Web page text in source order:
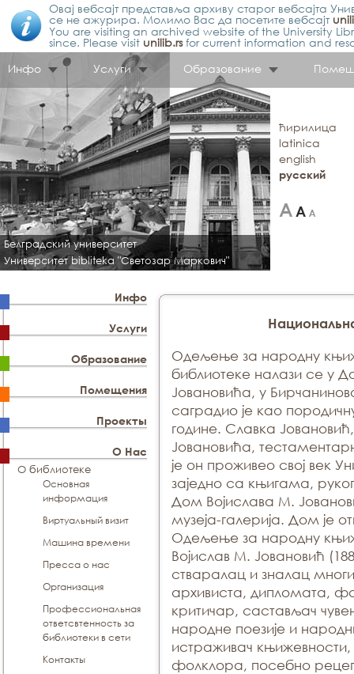
Овај вебсајт представља архиву старог вебсајта
се не ажурира. Молимо Вас да посетите вебсајт
You are visiting an archived website of the University
since. Please visit unilib.rsfor current information and
Инфо
Услуги Образование
Белградский университет
Университет bibliteka "Светозар Маркович"
ћирилица
latinica
english
русский
Инфо
Услуги
Образование
Помещения
Проекты
О Нас
О библиотеке
Основная
информация
Виртуальный визит
Машина времени
Пресса о нас
Организация
Профессиональная
ответсвтенность за
библиотеки в сети
Контакты
Одељење за народну
библиотеке налази се у
Јовановића, у
саградио је као
године. Славка
Јовановића,
је он проживео свој век
заједно са књигама,
Дом Војислава М.
музеја-галерија. Дом је
Одељење за народну
Војислав М. Јовановић
стваралац и зналац
архивиста, дипломата,
критичар, састављач
народне поезије и
истраживач књижевности,
фолклора, посебно